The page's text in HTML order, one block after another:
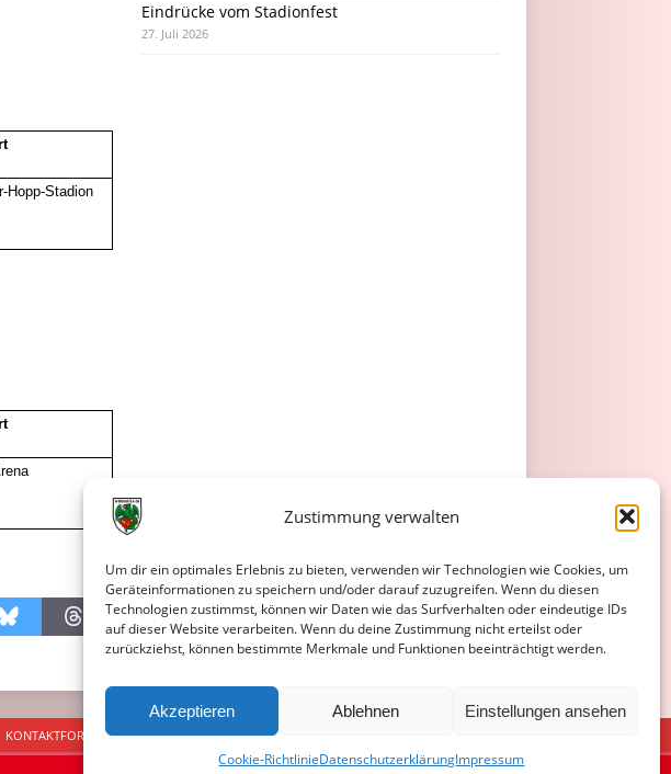
Zustimmung verwalten
Um dir ein optimales Erlebnis zu bieten, verwenden wir Technologien wie Cookies, um
Geräteinformationen zu speichern und/oder darauf zuzugreifen. Wenn du diesen
Technologien zustimmst, können wir Daten wie das Surfverhalten oder eindeutige IDs
auf dieser Website verarbeiten. Wenn du deine Zustimmung nicht erteilst oder
zurückziehst, können bestimmte Merkmale und Funktionen beeinträchtigt werden.
Akzeptieren Ablehnen Einstellungen ansehen
Cookie-RichtlinieDatenschutzerklärungImpressum
Hopp-Stadion
Eindrücke vom Stadionfest
27. Juli 2026
KONTAKTFORMULAR DATENSCHUTZERKLÄRUNG